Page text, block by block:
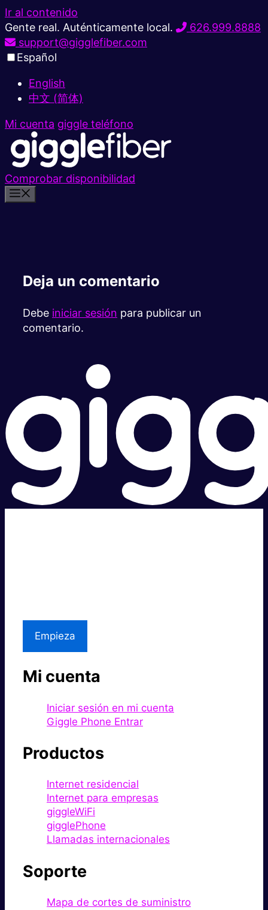
Ir al contenido
Gente real. Auténticamente local.
626.999.8888
support@gigglefiber.com
Español
English
中文 (简体)
Mi cuenta giggle teléfono
Comprobar disponibilidad
Deja un comentario
Debe iniciar sesión para publicar un
comentario.
Empieza
Mi cuenta
Iniciar sesión en mi cuenta
Giggle Phone Entrar
Productos
Internet residencial
Internet para empresas
giggleWiFi
gigglePhone
Llamadas internacionales
Soporte
Mapa de cortes de suministro